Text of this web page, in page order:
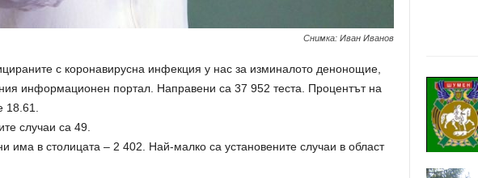
Снимка: Иван Иванов
с коронавирусна инфекция у нас за изминалото денонощие,
информационен портал. Направени са 37 952 теста. Процентът на
18.61.
случаи са 49.
има в столицата – 2 402. Най-малко са установените случаи в област